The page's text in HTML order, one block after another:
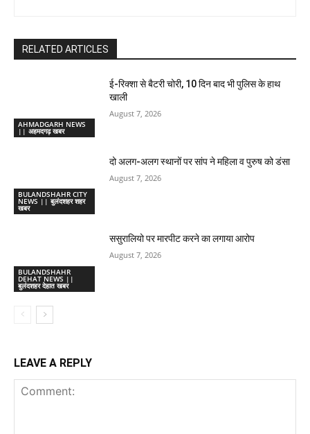
RELATED ARTICLES
AHMADGARH NEWS
|| अहमदगढ़ खबर
ई-रिक्शा से बैटरी चोरी, 10 दिन बाद भी पुलिस के हाथ
खाली
August 7, 2026
BULANDSHAHR CITY
NEWS || बुलंदशहर शहर
खबर
दो अलग-अलग स्थानों पर सांप ने महिला व पुरुष को डंसा
August 7, 2026
BULANDSHAHR
DEHAT NEWS ||
बुलंदशहर देहात खबर
ससुरालियो पर मारपीट करने का लगाया आरोप
August 7, 2026
LEAVE A REPLY